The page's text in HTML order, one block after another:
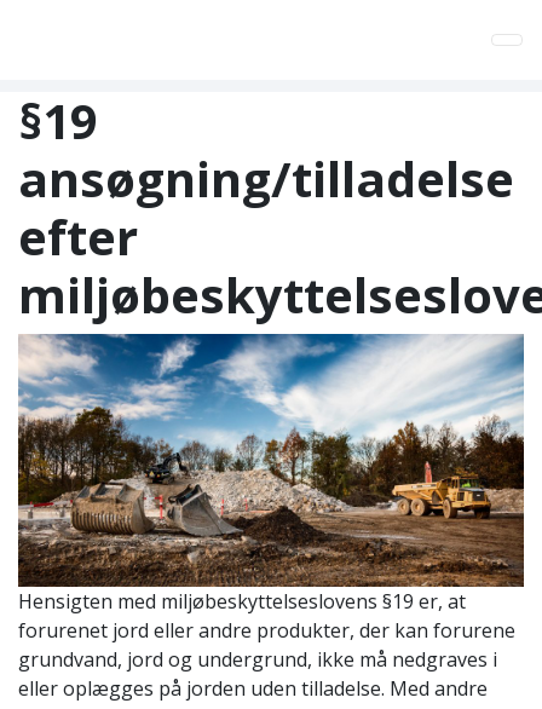
§19
ansøgning/tilladelse
efter
Hensigten med miljøbeskyttelseslovens §19 er, at
forurenet jord eller andre produkter, der kan forurene
grundvand, jord og undergrund, ikke må nedgraves i
eller oplægges på jorden uden tilladelse. Med andre